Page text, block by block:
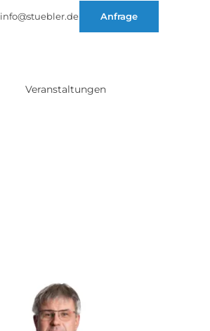
info@stuebler.de Anfrage
Veranstaltungen